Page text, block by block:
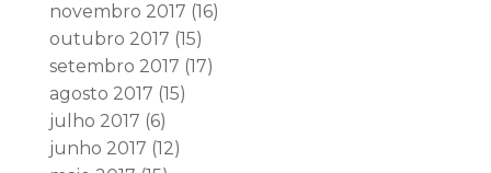
novembro 2017 (16)
outubro 2017 (15)
setembro 2017 (17)
agosto 2017 (15)
julho 2017 (6)
junho 2017 (12)